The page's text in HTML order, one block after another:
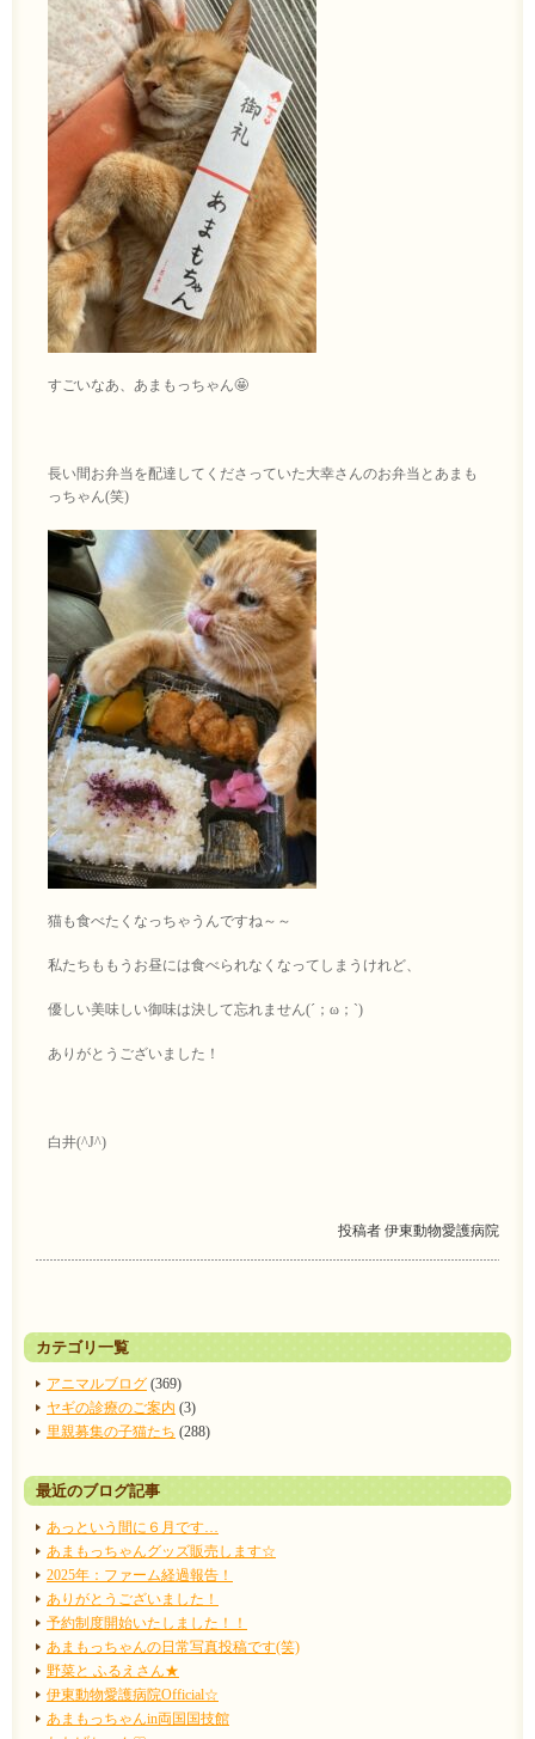
すごいなあ、あまもっちゃん🤩
長い間お弁当を配達してくださっていた大幸さんのお弁当とあまも
っちゃん(笑)
猫も食べたくなっちゃうんですね～～
私たちももうお昼には食べられなくなってしまうけれど、
優しい美味しい御味は決して忘れません(´；ω；`)
ありがとうございました！
白井(^J^)
投稿者 伊東動物愛護病院
カテゴリ一覧
アニマルブログ (369)
ヤギの診療のご案内 (3)
里親募集の子猫たち (288)
最近のブログ記事
あっという間に６月です…
あまもっちゃんグッズ販売します☆
2025年：ファーム経過報告！
ありがとうございました！
予約制度開始いたしました！！
あまもっちゃんの日常写真投稿です(笑)
野菜と ふるえさん★
伊東動物愛護病院Official☆
あまもっちゃんin両国国技館